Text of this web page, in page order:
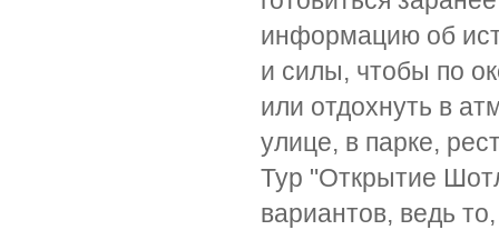
информацию об
и силы, чтобы по
или отдохнуть в
улице, в парке,
Тур "Открытие
вариантов, ведь